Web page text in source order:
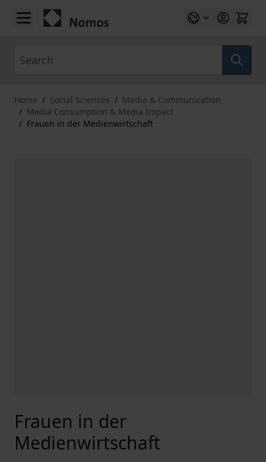
Skip to Content
Home / Social Sciences / Media & Communication
/ Media Consumption & Media Impact
/ Frauen in der Medienwirtschaft
Frauen in der
Medienwirtschaft